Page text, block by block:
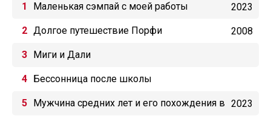
Маленькая сэмпай с моей работы 2023
Долгое путешествие Порфи 2008
Миги и Дали
Бессонница после школы
Мужчина средних лет и его похождения в 2023